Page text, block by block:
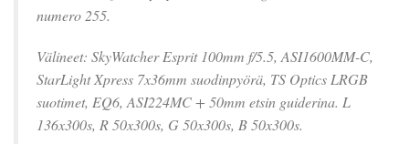
numero 255.
Välineet: SkyWatcher Esprit 100mm f/5.5, ASI1600MM-C,
StarLight Xpress 7x36mm suodinpyörä, TS Optics LRGB
suotimet, EQ6, ASI224MC + 50mm etsin guiderina. L
136x300s, R 50x300s, G 50x300s, B 50x300s.